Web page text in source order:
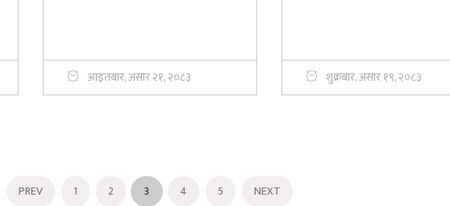
आइतबार, असार २१, २०८३ शुक्रबार, असार १९, २०८३
PREV 1 2 3 4 5 NEXT